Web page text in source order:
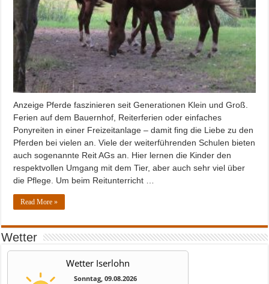
Anzeige Pferde faszinieren seit Generationen Klein und Groß.
Ferien auf dem Bauernhof, Reiterferien oder einfaches
Ponyreiten in einer Freizeitanlage – damit fing die Liebe zu den
Pferden bei vielen an. Viele der weiterführenden Schulen bieten
auch sogenannte Reit AGs an. Hier lernen die Kinder den
respektvollen Umgang mit dem Tier, aber auch sehr viel über
die Pflege. Um beim Reitunterricht …
Read More »
Wetter
Wetter Iserlohn
Sonntag, 09.08.2026